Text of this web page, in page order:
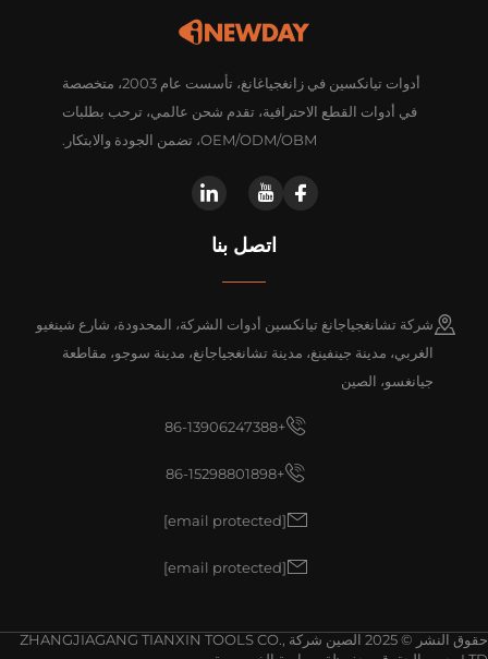
أدوات تيانكسين في زانغجياغانغ، تأسست عام 2003، متخصصة
في أدوات القطع الاحترافية، تقدم شحن عالمي، ترحب بطلبات
OEM/ODM/OBM، تضمن الجودة والابتكار.
اتصل بنا
شركة تشانغجياجانغ تيانكسين أدوات الشركة، المحدودة، شارع شينغيو
الغربي، مدينة جينفينغ، مدينة تشانغجياجانغ، مدينة سوجو، مقاطعة
جيانغسو، الصين
+86-13906247388
+86-15298801898
[email protected]
[email protected]
حقوق النشر © 2025 الصين شركة ZHANGJIAGANG TIANXIN TOOLS CO.,